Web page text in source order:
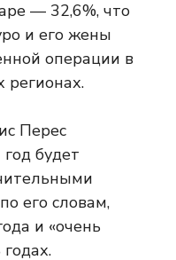
— 32,6%, что
и его жены
операции в
регионах.
Перес
будет
его словам,
и «очень